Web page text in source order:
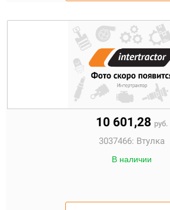
10 601,28 руб.
3037466: Втулка
В наличии